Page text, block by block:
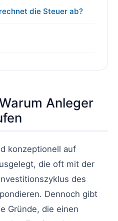
die Steuer ab?
Anleger
konzeptionell auf
die oft mit der
des
Dennoch gibt
Gründe, die einen